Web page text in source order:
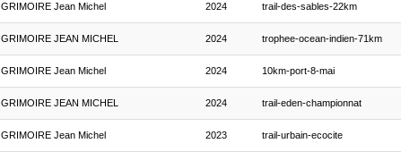
GRIMOIRE Jean Michel 2024 trail-des-sables-22km
GRIMOIRE JEAN MICHEL 2024 trophee-ocean-indien-71km
GRIMOIRE Jean Michel 2024 10km-port-8-mai
GRIMOIRE JEAN MICHEL 2024 trail-eden-championnat
GRIMOIRE Jean Michel 2023 trail-urbain-ecocite